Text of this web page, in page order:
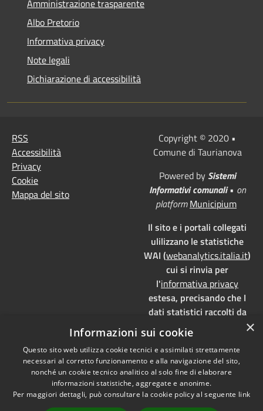
Amministrazione trasparente
Albo Pretorio
Informativa privacy
Note legali
Dichiarazione di accessibilità
RSS
Accessibilità
Privacy
Cookie
Mappa del sito
Copyright © 2020 •
Comune di Taurianova
Powered by Sistemi
Informativi comunali• on
platform Municipium
Il sito e i portali collegati
ulilizzano le statistiche
WAI (webanalytics.italia.it)
cui si rinvia per
l'informativa privacy
estesa, precisando che I
dati statistici raccolti da
WAI vengono memorizzati
su server dedicati,
localizzati in Italia e ad uso
esclusivo della pubblica
amministrazione. WAI è
pienamente aderente alla
×
Informazioni sui cookie
Questo sito web utilizza cookie tecnici e assimilati strettamente
necessari al corretto funzionamento e alla navigazione del sito,
nonché un cookie tecnico analitico al solo fine di elaborare
informazioni statistiche, aggregate e anonime.
Per maggiori dettagli, può consultare la cookie policy al seguente link